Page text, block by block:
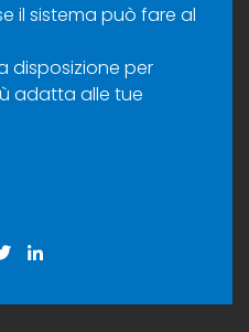
il sistema può fare al
disposizione per
adatta alle tue
Twitter